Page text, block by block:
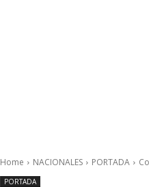
Home NACIONALES PORTADA
PORTADA